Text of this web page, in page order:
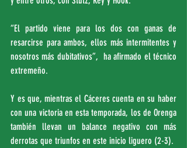
“El partido viene para los dos con ganas de
resarcirse para ambos, ellos más intermitentes y
nosotros más dubitativos”,  ha afirmado el técnico
extremeño.
Y es que, mientras el Cáceres cuenta en su haber
con una victoria en esta temporada, los de Orenga
también llevan un balance negativo con más
derrotas que triunfos en este inicio liguero (2-3).